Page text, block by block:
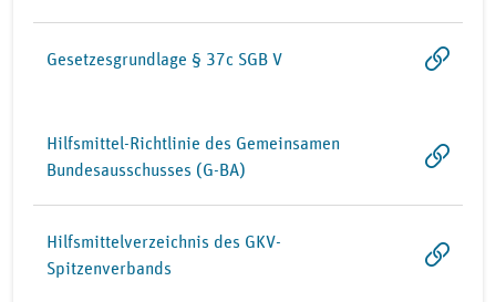
Gesetzesgrundlage § 37c SGB V
Hilfsmittel-Richtlinie des Gemeinsamen
Bundesausschusses (G-BA)
Hilfsmittelverzeichnis des GKV-
Spitzenverbands